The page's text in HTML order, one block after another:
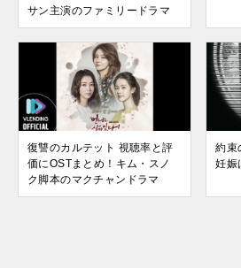
サン主演のファミリードラマ
復讐のカルテット 視聴率と評
価にOSTまとめ！キム・スノ
ク脚本のマクチャンドラマ
約束
妊娠